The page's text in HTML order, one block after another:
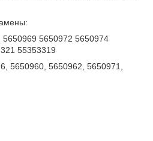
5650972 5650974
55353319
5650960, 5650962, 5650971,